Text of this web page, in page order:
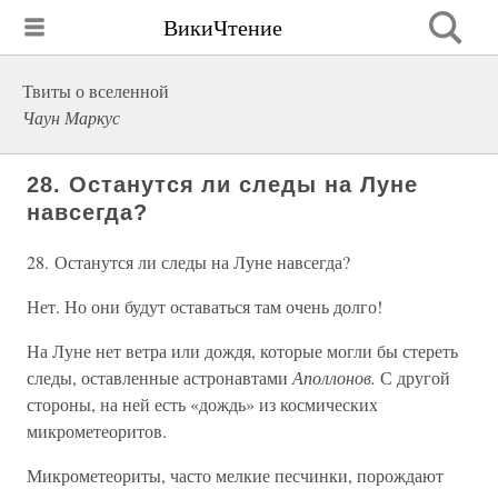
ВикиЧтение
Твиты о вселенной
Чаун Маркус
28. Останутся ли следы на Луне
навсегда?
28. Останутся ли следы на Луне навсегда?
Нет. Но они будут оставаться там очень долго!
На Луне нет ветра или дождя, которые могли бы стереть
следы, оставленные астронавтами Аполлонов. С другой
стороны, на ней есть «дождь» из космических
микрометеоритов.
Микрометеориты, часто мелкие песчинки, порождают